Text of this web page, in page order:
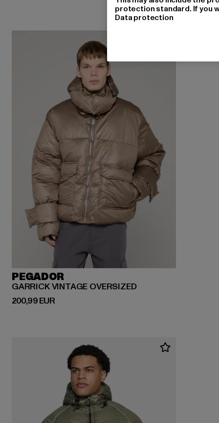
PEGADOR
GARRICK VINTAGE OVERSIZED
200,99 EUR
Derzeitiger Preis: 200,99 EUR
protection standard. If you
Data protection